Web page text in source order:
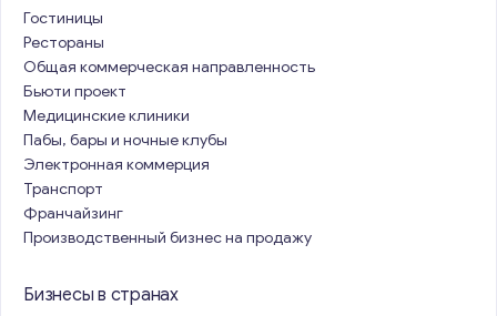
Гостиницы
Рестораны
Общая коммерческая направленность
Бьюти проект
Медицинские клиники
Пабы, бары и ночные клубы
Электронная коммерция
Транспорт
Франчайзинг
Производственный бизнес на продажу
Бизнесы в странах